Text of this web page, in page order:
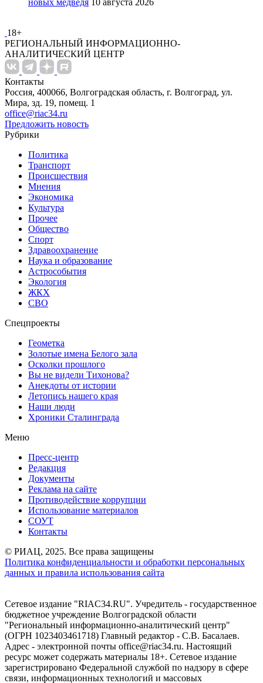
18+
РЕГИОНАЛЬНЫЙ ИНФОРМАЦИОННО-
АНАЛИТИЧЕСКИЙ ЦЕНТР
Контакты
Россия, 400066, Волгоградская область, г. Волгоград, ул.
Мира, зд. 19, помещ. 1
office@riac34.ru
Предложить новость
Рубрики
Политика
Транспорт
Происшествия
Мнения
Экономика
Культура
Прочее
Общество
Спорт
Здравоохранение
Наука и образование
Астрособытия
Экология
ЖКХ
СВО
Спецпроекты
Геометка
Золотые имена Белого зала
Осколки прошлого
Вы не видели Тихонова?
Анекдоты от истории
Летопись нашего края
Наши люди
Хроники Сталинграда
Меню
Пресс-центр
Редакция
Документы
Реклама на сайте
Противодействие коррупции
Использование материалов
СОУТ
Контакты
© РИАЦ, 2025. Все права защищены
Политика конфиденциальности и обработки персональных
данных и правила использования сайта
Сетевое издание "RIAC34.RU". Учредитель - государственное
бюджетное учреждение Волгоградской области
"Региональный информационно-аналитический центр"
(ОГРН 1023403461718) Главный редактор - С.В. Басалаев.
Адрес - электронной почты office@riac34.ru. Настоящий
ресурс может содержать материалы 18+. Сетевое издание
зарегистрировано Федеральной службой по надзору в сфере
связи, информационных технологий и массовых